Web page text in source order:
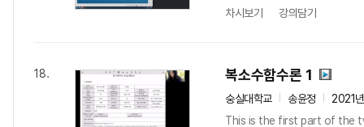
차시보기
강의담기
18. 복소수함수론 1
숭실대학교 송윤정
2021
This is the first part of the